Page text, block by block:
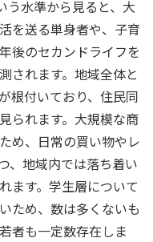
う水準から見ると、大
を送る単身者や、子育
後のセカンドライフを
されます。地域全体と
根付いており、住民同
られます。大規模な商
め、日常の買い物やレ
、地域内では落ち着い
ます。学生層について
ため、数は多くないも
者も一定数存在しま